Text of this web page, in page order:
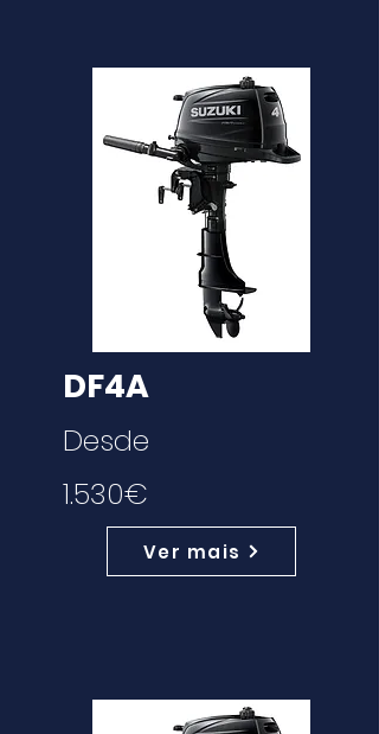
DF4A
Desde
1.530€
Ver mais